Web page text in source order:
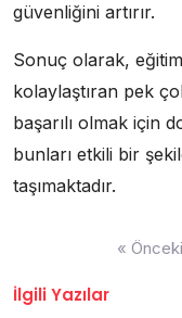
güvenliğini artırır.
Sonuç olarak,
kolaylaştıran pek
başarılı olmak için
bunları etkili bir
taşımaktadır.
« Önceki
İlgili Yazılar